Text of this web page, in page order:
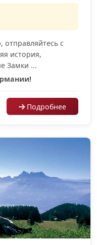
с
история,
Замки ...
Подробнее